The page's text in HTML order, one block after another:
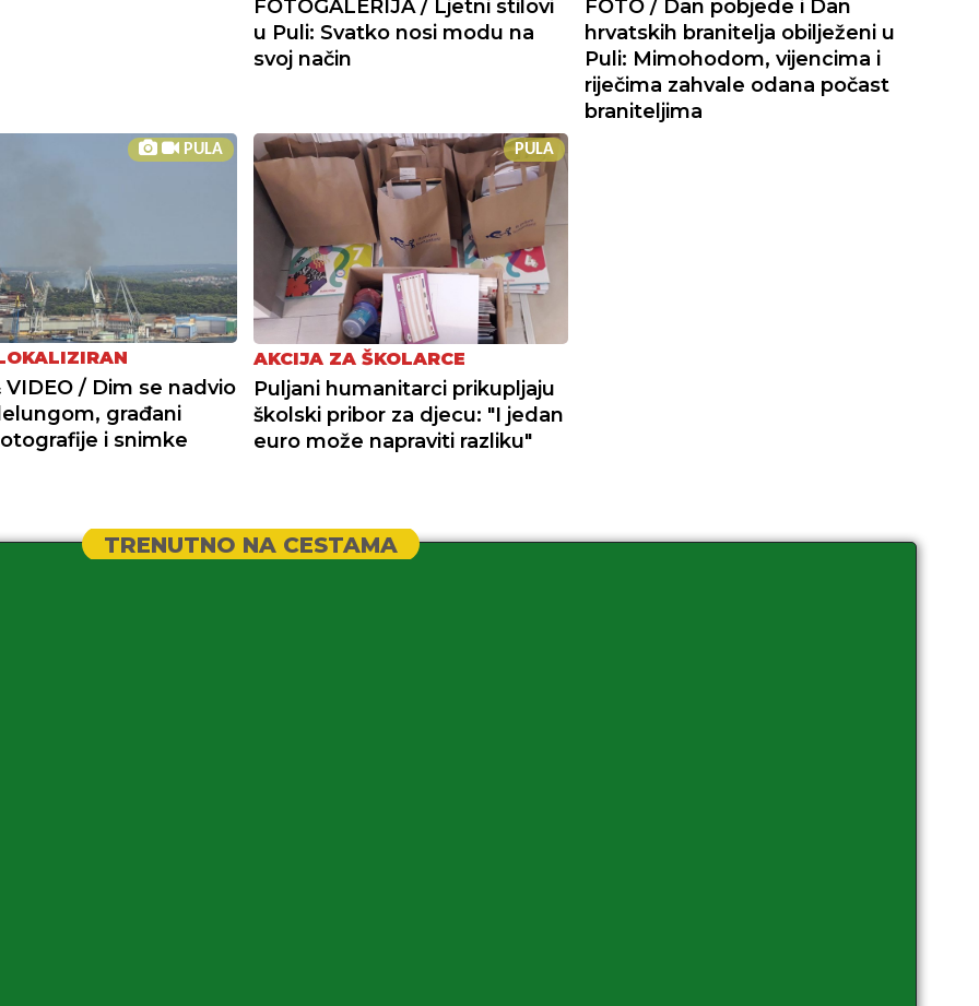
FOTOGALERIJA / Ljetni stilovi
u Puli: Svatko nosi modu na
svoj način
FOTO / Dan pobjede i Dan
hrvatskih branitelja obilježeni u
Puli: Mimohodom, vijencima i
riječima zahvale odana počast
braniteljima
PULA
VIDEO / Dim se nadvio
građani
i snimke
PULA
AKCIJA ZA ŠKOLARCE
Puljani humanitarci prikupljaju
školski pribor za djecu: "I jedan
euro može napraviti razliku"
TRENUTNO NA CESTAMA